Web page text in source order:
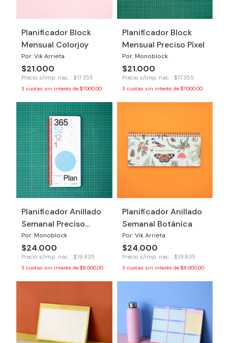
Planificador Block
Mensual Colorjoy
Por: Vik Arrieta
$21.000
Precio s/imp. nac. : $17.355
3 cuotas sin interés de $7.000,00
Planificador Block
Mensual Preciso Píxel
Por: Monoblock
$21.000
Precio s/imp. nac. : $17.355
3 cuotas sin interés de $7.000,00
Planificador Anillado
Semanal Preciso
Hacer
Por: Monoblock
$24.000
Precio s/imp. nac. : $19.835
3 cuotas sin interés de $8.000,00
Planificador Anillado
Semanal Botánica
Por: Vik Arrieta
$24.000
Precio s/imp. nac. : $19.835
3 cuotas sin interés de $8.000,00